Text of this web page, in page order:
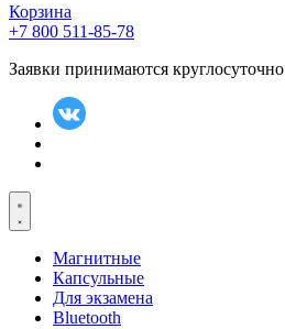
Корзина
+7 800 511-85-78
Заявки принимаются круглосуточно
Магнитные
Капсульные
Для экзамена
Bluetooth